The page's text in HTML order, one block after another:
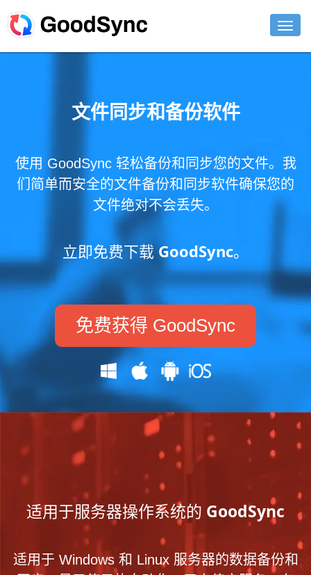
支持
登录
文件同步和备份软件
使用 GoodSync 轻松备份和同步您的文件。我
们简单而安全的文件备份和同步软件确保您的
文件绝对不会丢失。
立即免费下载 GoodSync。
免费获得 GoodSync
适用于服务器操作系统的 GoodSync
适用于 Windows 和 Linux 服务器的数据备份和